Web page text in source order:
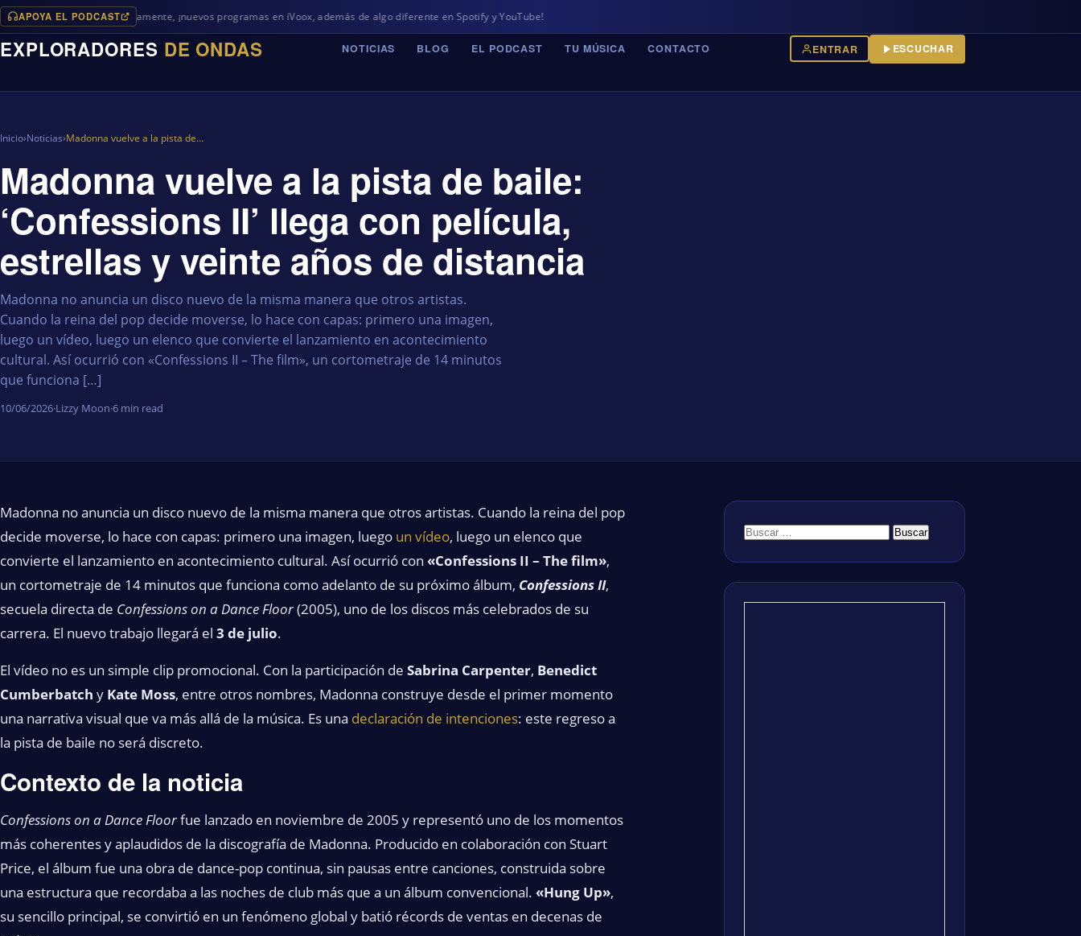
APOYA EL PODCAST
Próximamente, ¡nuevos programas en iVoox, además de algo diferente en Spotify y YouTube!
EXPLORADORES DE ONDAS NOTICIAS BLOG EL PODCAST TU MÚSICA CONTACTO ENTRAR ESCUCHAR
Inicio›Noticias›Madonna vuelve a la pista de…
Madonna vuelve a la pista de baile:
‘Confessions II’ llega con película,
estrellas y veinte años de distancia
Madonna no anuncia un disco nuevo de la misma manera que otros artistas.
Cuando la reina del pop decide moverse, lo hace con capas: primero una imagen,
luego un vídeo, luego un elenco que convierte el lanzamiento en acontecimiento
cultural. Así ocurrió con «Confessions II – The film», un cortometraje de 14 minutos
que funciona […]
10/06/2026·Lizzy Moon·6 min read
Madonna no anuncia un disco nuevo de la misma manera que otros artistas. Cuando la reina del pop
decide moverse, lo hace con capas: primero una imagen, luego un vídeo, luego un elenco que
convierte el lanzamiento en acontecimiento cultural. Así ocurrió con «Confessions II – The film»,
un cortometraje de 14 minutos que funciona como adelanto de su próximo álbum, Confessions II,
secuela directa de Confessions on a Dance Floor(2005), uno de los discos más celebrados de su
carrera. El nuevo trabajo llegará el 3 de julio.
El vídeo no es un simple clip promocional. Con la participación de Sabrina Carpenter, Benedict
Cumberbatch y Kate Moss, entre otros nombres, Madonna construye desde el primer momento
una narrativa visual que va más allá de la música. Es una declaración de intenciones: este regreso a
la pista de baile no será discreto.
Contexto de la noticia
Confessions on a Dance Floorfue lanzado en noviembre de 2005 y representó uno de los momentos
más coherentes y aplaudidos de la discografía de Madonna. Producido en colaboración con Stuart
Price, el álbum fue una obra de dance-pop continua, sin pausas entre canciones, construida sobre
una estructura que recordaba a las noches de club más que a un álbum convencional. «Hung Up»,
su sencillo principal, se convirtió en un fenómeno global y batió récords de ventas en decenas de
Buscar: